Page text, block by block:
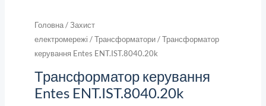
Головна/Захист
електромережі /Трансформатори/ Трансформатор
керування Entes ENT.IST.8040.20k
Трансформатор керування
Entes ENT.IST.8040.20k